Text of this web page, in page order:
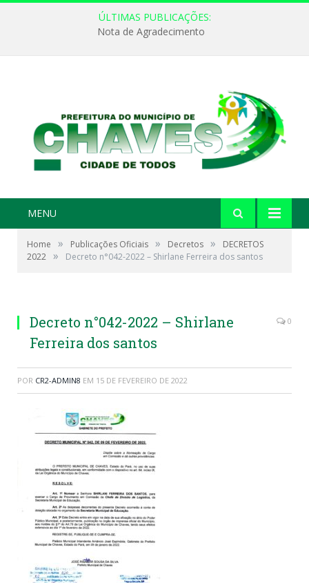
ÚLTIMAS PUBLICAÇÕES:
Nota de Agradecimento
MENU
Home » Publicações Oficiais » Decretos »
DECRETOS
2022 » Decreto n°042-2022 – Shirlane Ferreira dos santos
Decreto n°042-2022 – Shirlane
Ferreira dos santos
0
POR CR2-ADMIN8 EM 15 DE FEVEREIRO DE 2022